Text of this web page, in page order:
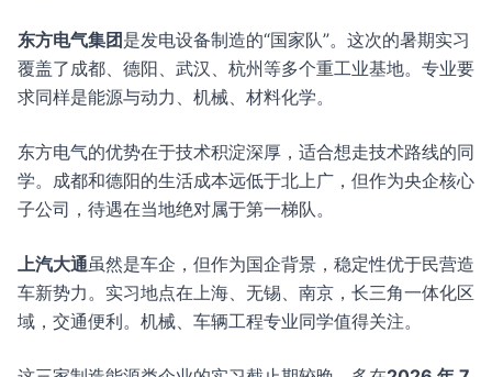
东方电气集团 是发电设备制造的“国家队”。这次的暑期实习
覆盖了成都、德阳、武汉、杭州等多个重工业基地。专业要
求同样是能源与动力、机械、材料化学。
东方电气的优势在于技术积淀深厚，适合想走技术路线的同
学。成都和德阳的生活成本远低于北上广，但作为央企核心
子公司，待遇在当地绝对属于第一梯队。
上汽大通虽然是车企，但作为国企背景，稳定性优于民营造
车新势力。实习地点在上海、无锡、南京，长三角一体化区
域，交通便利。机械、车辆工程专业同学值得关注。